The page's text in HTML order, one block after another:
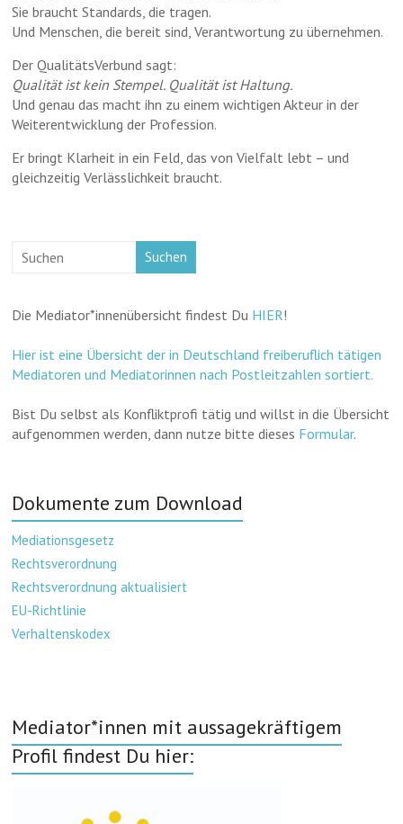
Sie braucht Standards, die tragen.
Und Menschen, die bereit sind, Verantwortung zu übernehmen.
Der QualitätsVerbund sagt:
Qualität ist kein Stempel. Qualität ist Haltung.
Und genau das macht ihn zu einem wichtigen Akteur in der
Weiterentwicklung der Profession.
Er bringt Klarheit in ein Feld, das von Vielfalt lebt – und
gleichzeitig Verlässlichkeit braucht.
Suchen
Die Mediator*innenübersicht findest Du HIER!
Hier ist eine Übersicht der in Deutschland freiberuflich tätigen
Mediatoren und Mediatorinnen nach Postleitzahlen sortiert.
Bist Du selbst als Konfliktprofi tätig und willst in die Übersicht
aufgenommen werden, dann nutze bitte dieses Formular.
Dokumente zum Download
Mediationsgesetz
Rechtsverordnung
Rechtsverordnung aktualisiert
EU-Richtlinie
Verhaltenskodex
Mediator*innen mit aussagekräftigem
Profil findest Du hier: